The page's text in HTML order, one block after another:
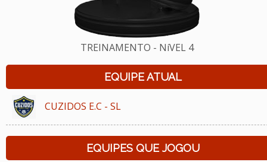
TREINAMENTO - NíVEL 4
EQUIPE ATUAL
CUZIDOS E.C - SL
EQUIPES QUE JOGOU